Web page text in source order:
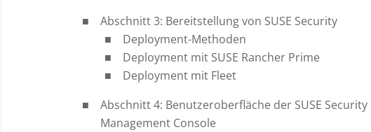
Abschnitt 3: Bereitstellung von SUSE Security
Deployment-Methoden
Deployment mit SUSE Rancher Prime
Deployment mit Fleet
Abschnitt 4: Benutzeroberfläche der SUSE Security
Management Console